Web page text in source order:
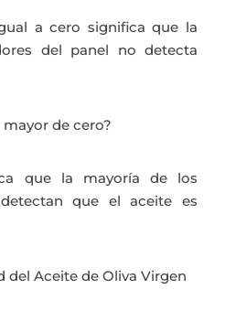
a cero significa que la
del panel no detecta
de cero?
que la mayoría de los
que el aceite es
del Aceite de Oliva Virgen